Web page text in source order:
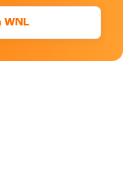
WNL